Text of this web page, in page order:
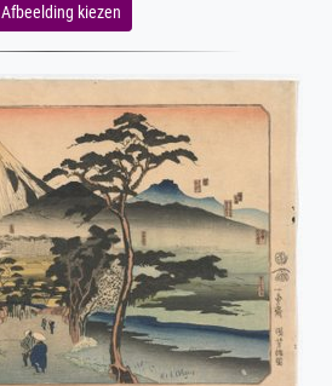
Afbeelding kiezen